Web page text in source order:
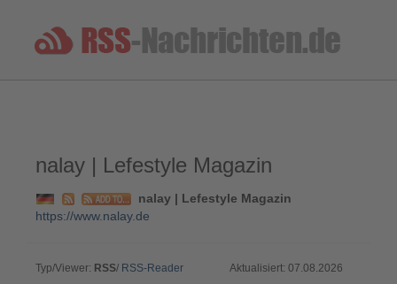
nalay | Lefestyle Magazin
nalay | Lefestyle Magazin
https://www.nalay.de
Typ/Viewer: RSS/ RSS-Reader Aktualisiert: 07.08.2026